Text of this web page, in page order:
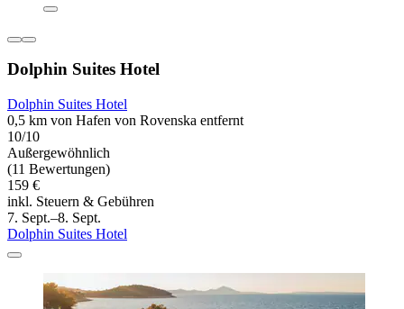
Dolphin Suites Hotel
Dolphin Suites Hotel
0,5 km von Hafen von Rovenska entfernt
10/10
Außergewöhnlich
(11 Bewertungen)
159 €
inkl. Steuern & Gebühren
7. Sept.–8. Sept.
Dolphin Suites Hotel